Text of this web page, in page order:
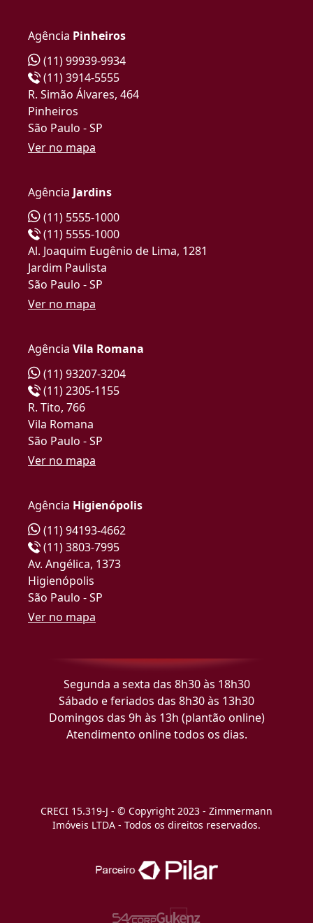
Agência Pinheiros
(11) 99939-9934
(11) 3914-5555
R. Simão Álvares, 464
Pinheiros
São Paulo - SP
Ver no mapa
Agência Jardins
(11) 5555-1000
(11) 5555-1000
Al. Joaquim Eugênio de Lima, 1281
Jardim Paulista
São Paulo - SP
Ver no mapa
Agência Vila Romana
(11) 93207-3204
(11) 2305-1155
R. Tito, 766
Vila Romana
São Paulo - SP
Ver no mapa
Agência Higienópolis
(11) 94193-4662
(11) 3803-7995
Av. Angélica, 1373
Higienópolis
São Paulo - SP
Ver no mapa
Segunda a sexta das 8h30 às 18h30
Sábado e feriados das 8h30 às 13h30
Domingos das 9h às 13h (plantão online)
Atendimento online todos os dias.
CRECI 15.319-J - © Copyright 2023 - Zimmermann
Imóveis LTDA - Todos os direitos reservados.